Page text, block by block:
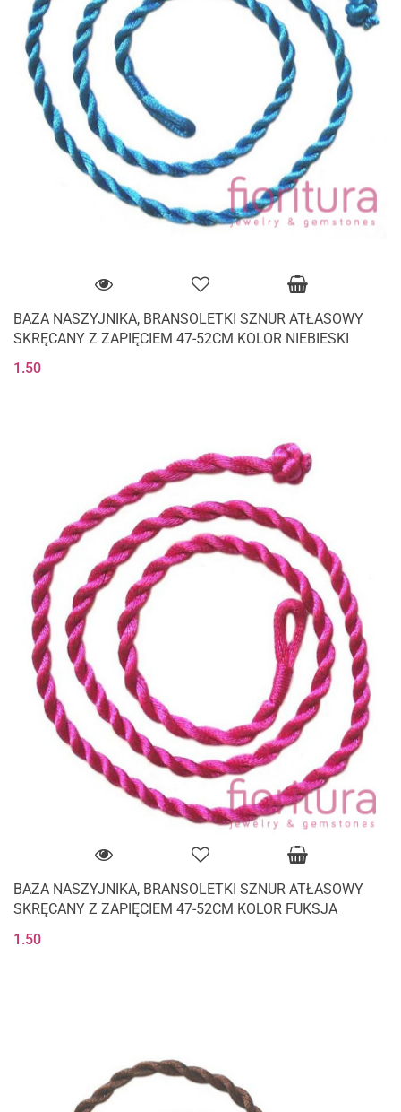
BAZA NASZYJNIKA, BRANSOLETKI SZNUR ATŁASOWY
SKRĘCANY Z ZAPIĘCIEM 47-52CM KOLOR NIEBIESKI
1.50
BAZA NASZYJNIKA, BRANSOLETKI SZNUR ATŁASOWY
SKRĘCANY Z ZAPIĘCIEM 47-52CM KOLOR FUKSJA
1.50